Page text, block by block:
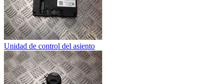
Unidad de control del asiento